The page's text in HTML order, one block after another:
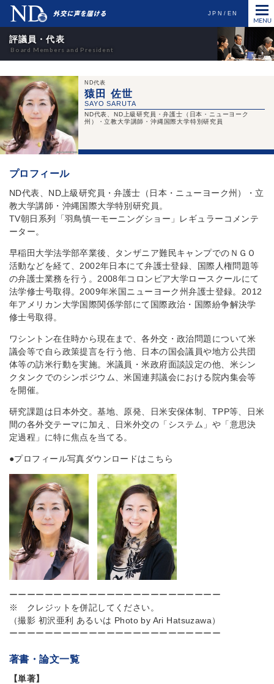
JPN EN
評議員・代表
ND代表
猿田 佐世
ND代表、ND上級研究員・弁護士（日本・ニューヨーク
州）・立教大学講師・沖縄国際大学特別研究員
プロフィール
ND代表、ND上級研究員・弁護士（日本・ニューヨーク州）・立
教大学講師・沖縄国際大学特別研究員。
TV朝日系列「羽鳥慎一モーニングショー」レギュラーコメンテ
ーター。
早稲田大学法学部卒業後、タンザニア難民キャンプでのＮＧＯ
活動などを経て、2002年日本にて弁護士登録、国際人権問題等
の弁護士業務を行う。2008年コロンビア大学ロースクールにて
法学修士号取得。2009年米国ニューヨーク州弁護士登録。2012
年アメリカン大学国際関係学部にて国際政治・国際紛争解決学
修士号取得。
ワシントン在住時から現在まで、各外交・政治問題について米
議会等で自ら政策提言を行う他、日本の国会議員や地方公共団
体等の訪米行動を実施。米議員・米政府面談設定の他、米シン
クタンクでのシンポジウム、米国連邦議会における院内集会等
を開催。
研究課題は日本外交。基地、原発、日米安保体制、TPP等、日米
間の各外交テーマに加え、日米外交の「システム」や「意思決
定過程」に特に焦点を当てる。
●プロフィール写真ダウンロードはこちら
ーーーーーーーーーーーーーーーーーーーーーーーー
※ クレジットを併記してください。
（撮影 初沢亜利 あるいは Photo by Ari Hatsuzawa）
ーーーーーーーーーーーーーーーーーーーーーーーー
著書・論文一覧
【単著】